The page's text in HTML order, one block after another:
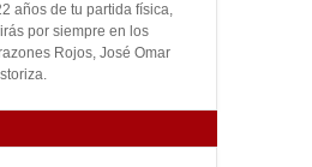
años de tu partida física,
por siempre en los
Rojos, José Omar